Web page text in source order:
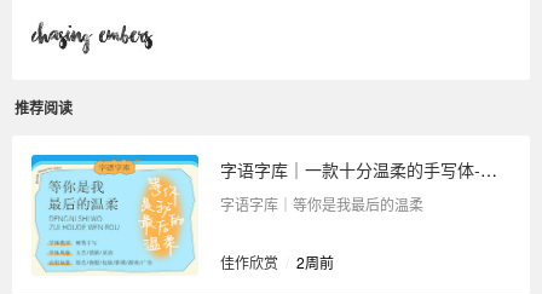
推荐阅读
字语字库｜一款十分温柔的手写体-等你是我最后的温柔
字语字库｜等你是我最后的温柔
佳作欣赏 2周前